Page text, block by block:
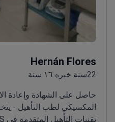
Hernán Flores
22سنة خبره ١٦ سنة
حاصل على الشهادة وإعادة
المكسيكي لطب التأهيل -
تقنيات التأهيل المتقدمة في ARC STEM CELLS.